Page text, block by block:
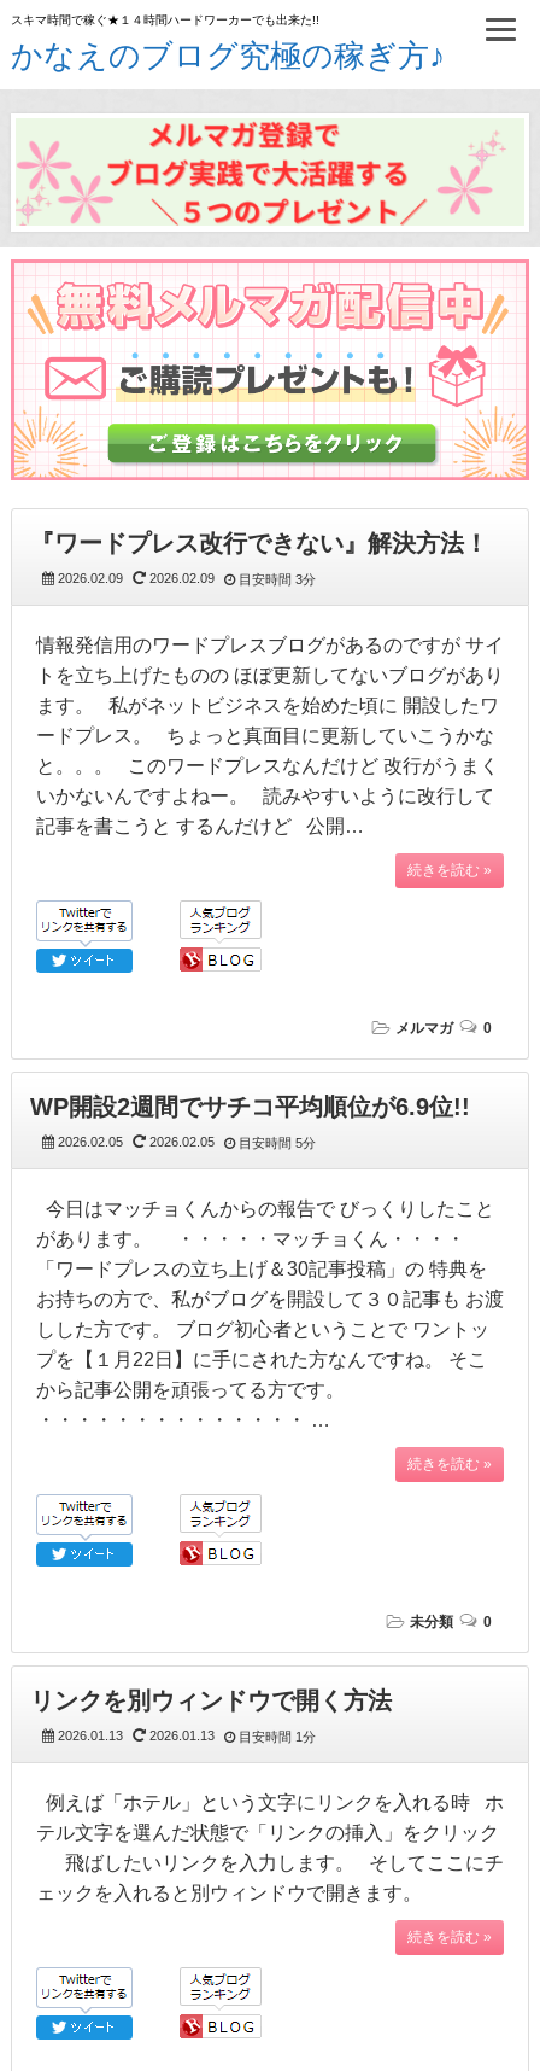
スキマ時間で稼ぐ★１４時間ハードワーカーでも出来た!!
かなえのブログ究極の稼ぎ方♪
『ワードプレス改行できない』解決方法！
2026.02.09 2026.02.09 目安時間 3分
情報発信用のワードプレスブログがあるのですが サイ
トを立ち上げたものの ほぼ更新してないブログがあり
ます。 私がネットビジネスを始めた頃に 開設したワ
ードプレス。 ちょっと真面目に更新していこうかな
と。。。 このワードプレスなんだけど 改行がうまく
いかないんですよねー。 読みやすいように改行して
記事を書こうと するんだけど 公開…
続きを読む »
メルマガ 0
WP開設2週間でサチコ平均順位が6.9位!!
2026.02.05 2026.02.05 目安時間 5分
今日はマッチョくんからの報告で びっくりしたこと
があります。 ・・・・・マッチョくん・・・・
「ワードプレスの立ち上げ＆30記事投稿」の 特典を
お持ちの方で、私がブログを開設して３０記事も お渡
しした方です。 ブログ初心者ということで ワントッ
プを【１月22日】に手にされた方なんですね。 そこ
から記事公開を頑張ってる方です。
・・・・・・・・・・・・・・ …
続きを読む »
未分類 0
リンクを別ウィンドウで開く方法
2026.01.13 2026.01.13 目安時間 1分
例えば「ホテル」という文字にリンクを入れる時 ホ
テル文字を選んだ状態で「リンクの挿入」をクリック
飛ばしたいリンクを入力します。 そしてここにチ
ェックを入れると別ウィンドウで開きます。
続きを読む »